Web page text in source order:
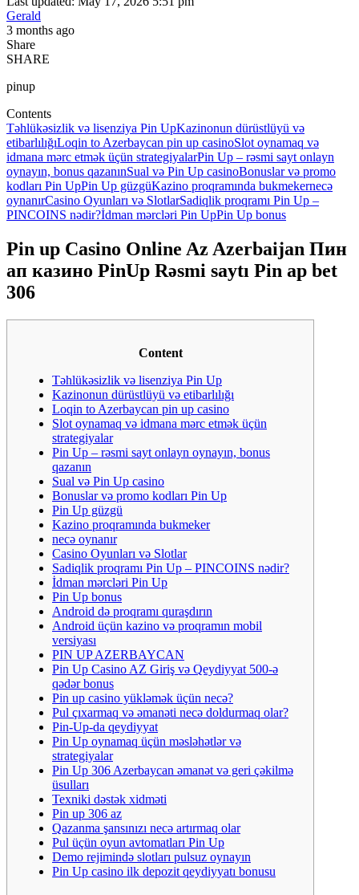
Gerald
3 months ago
Share
SHARE
pinup
Contents
Təhlükəsizlik və lisenziya Pin UpKazinonun dürüstlüyü və
etibarlılığıLoqin to Azerbaycan pin up casinoSlot oynamaq və
idmana mərc etmək üçün strategiyalarPin Up – rəsmi sayt onlayn
oynayın, bonus qazanınSual və Pin Up casinoBonuslar və promo
kodları Pin UpPin Up güzgüKazino proqramında bukmekernecə
oynanırCasino Oyunları və SlotlarSadiqlik proqramı Pin Up –
PINCOINS nədir?İdman mərcləri Pin UpPin Up bonus
Pin up Casino Online Az Azerbaijan Пин
ап казино PinUp Rəsmi saytı Pin ap bet
306
Content
Təhlükəsizlik və lisenziya Pin Up
Kazinonun dürüstlüyü və etibarlılığı
Loqin to Azerbaycan pin up casino
Slot oynamaq və idmana mərc etmək üçün
strategiyalar
Pin Up – rəsmi sayt onlayn oynayın, bonus
qazanın
Sual və Pin Up casino
Bonuslar və promo kodları Pin Up
Pin Up güzgü
Kazino proqramında bukmeker
necə oynanır
Casino Oyunları və Slotlar
Sadiqlik proqramı Pin Up – PINCOINS nədir?
İdman mərcləri Pin Up
Pin Up bonus
Android də proqramı quraşdırın
Android üçün kazino və proqramın mobil
versiyası
PIN UP AZERBAYCAN
Pin Up Casino AZ Giriş və Qeydiyyat 500-ə
qədər bonus
Pin up casino yükləmək üçün necə?
Pul çıxarmaq və əmanəti necə doldurmaq olar?
Pin-Up-da qeydiyyat
Pin Up oynamaq üçün məsləhətlər və
strategiyalar
Pin Up 306 Azerbaycan əmanət və geri çəkilmə
üsulları
Texniki dəstək xidməti
Pin up 306 az
Qazanma şansınızı necə artırmaq olar
Pul üçün oyun avtomatları Pin Up
Demo rejimində slotları pulsuz oynayın
Pin Up casino ilk depozit qeydiyyatı bonusu